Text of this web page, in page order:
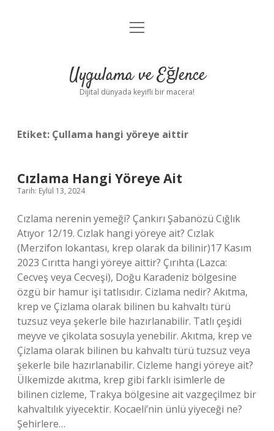
Anasayfa
Yasal Uyarı
menüyü
Uygulama ve Eğlence
Dijital dünyada keyifli bir macera!
Etiket: Çullama hangi yöreye aittir
Cızlama Hangi Yöreye Ait
Tarih: Eylül 13, 2024
Cızlama nerenin yemeği? Çankırı Şabanözü Cığlık
Atıyor 12/19. Cızlak hangi yöreye ait? Cızlak
(Merzifon lokantası, krep olarak da bilinir)17 Kasım
2023 Cırıtta hangi yöreye aittir? Çırıhta (Lazca:
Cecveş veya Cecveşi), Doğu Karadeniz bölgesine
özgü bir hamur işi tatlısıdır. Cizlama nedir? Akıtma,
krep ve Çizlama olarak bilinen bu kahvaltı türü
tuzsuz veya şekerle bile hazırlanabilir. Tatlı çeşidi
meyve ve çikolata sosuyla yenebilir. Akıtma, krep ve
Çizlama olarak bilinen bu kahvaltı türü tuzsuz veya
şekerle bile hazırlanabilir. Cizleme hangi yöreye ait?
Ülkemizde akıtma, krep gibi farklı isimlerle de
bilinen cizleme, Trakya bölgesine ait vazgeçilmez bir
kahvaltılık yiyecektir. Kocaeli’nin ünlü yiyeceği ne?
Şehirlere…